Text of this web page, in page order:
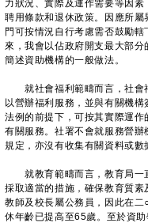
力狀況、實際及運作需要等因
聘用條款和退休政策。因應所
門可按情況自行考慮需否鼓勵
來，我會以佔政府開支最大部分
簡述資助機構的一般做法。
就社會福利範疇而言，社會
以營辦福利服務，並與有關機
法例的前提下，可按其實際運
有關服務。社署不會就服務營
規定，亦沒有收集有關資料或數
就教育範疇而言，教育局一
採取適當的措施，確保教育質
教師及校長屬公務員，因此在
休年齡已提高至65歲。至於資